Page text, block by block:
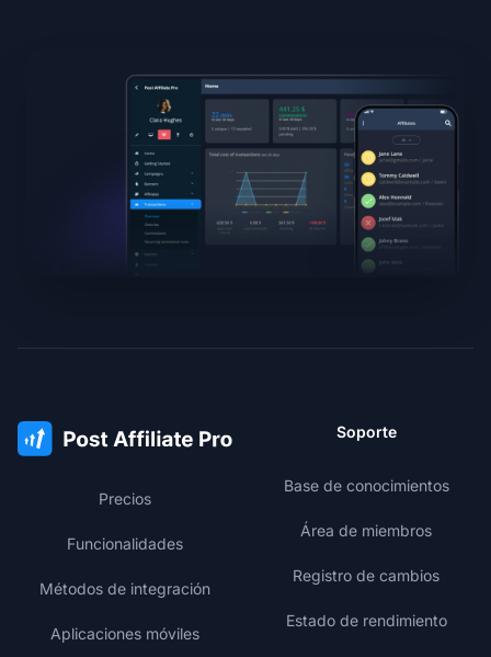
Precios
Funcionalidades
Métodos de integración
Aplicaciones móviles
Soporte
Base de conocimientos
Área de miembros
Registro de cambios
Estado de rendimiento